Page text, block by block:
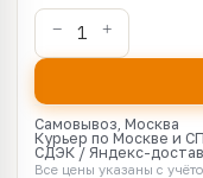
Самовывоз, Москва
Курьер по Москве и
СДЭК / Яндекс-
Все цены указаны с